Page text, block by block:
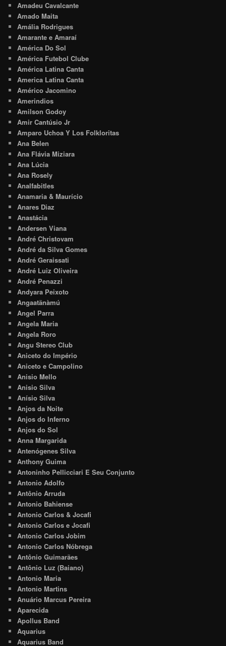
Amadeu Cavalcante
Amado Maita
Amália Rodrigues
Amarante e Amaraí
América Do Sol
América Futebol Clube
América Latina Canta
America Latina Canta
Américo Jacomino
Amerindios
Amilson Godoy
Amir Cantúsio Jr
Amparo Uchoa Y Los Folkloritas
Ana Belen
Ana Flávia Miziara
Ana Lúcia
Ana Rosely
Analfabitles
Anamaria & Maurício
Anares Diaz
Anastácia
Andersen Viana
André Christovam
André da Silva Gomes
André Geraissati
André Luiz Oliveira
André Penazzi
Andyara Peixoto
Angaatãnàmú
Angel Parra
Angela Maria
Angela Roro
Angu Stereo Club
Aniceto do Império
Aniceto e Campolino
Anisio Mello
Anisio Silva
Anísio Silva
Anjos da Noite
Anjos do Inferno
Anjos do Sol
Anna Margarida
Antenógenes Silva
Anthony Guima
Antoninho Pellicciari E Seu Conjunto
Antonio Adolfo
Antônio Arruda
Antonio Bahiense
Antonio Carlos & Jocafi
Antonio Carlos e Jocafi
Antonio Carlos Jobim
Antonio Carlos Nóbrega
Antônio Guimarães
Antônio Luz (Baiano)
Antonio Maria
Antonio Martins
Anuário Marcus Pereira
Aparecida
Apollus Band
Aquarius
Aquarius Band